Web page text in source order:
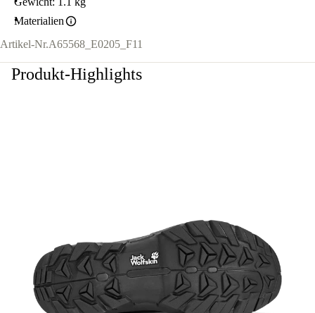
Materialien
Artikel-Nr.A65568_E0205_F11
Produkt-Highlights